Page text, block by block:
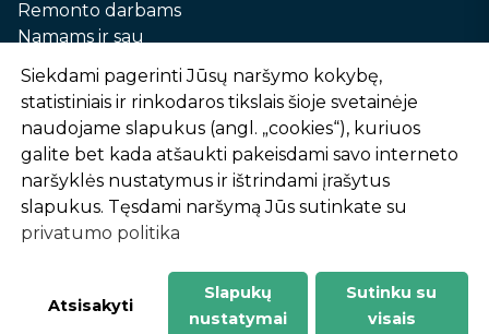
Remonto darbams
Namams ir sau
Automobilių priežiūrai
Sodui ir daržui
Informacija
Apie mus
Prekių pirkimo – pardavimo taisyklės
Prekių pristatymas ir atsiėmimas
Garantinis aptarnavimas ir prekių grąžinimas
Privatumo politika
-
1
2
%
n
u
o
l
a
i
d
Siekdami pagerinti Jūsų naršymo kokybę,
statistiniais ir rinkodaros tikslais šioje svetainėje
naudojame slapukus (angl. „cookies“), kuriuos
galite bet kada atšaukti pakeisdami savo interneto
naršyklės nustatymus ir ištrindami įrašytus
slapukus. Tęsdami naršymą Jūs sutinkate su
privatumo politika
Atsisakyti
Slapukų
nustatymai
Sutinku su
visais